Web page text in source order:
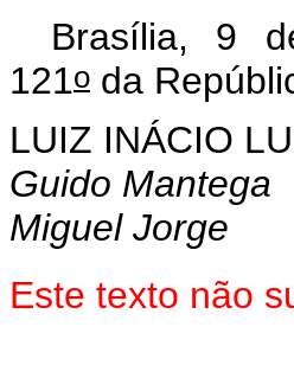
Brasília, 9
121o da
LUIZ INÁCIO
Guido Mantega
Miguel Jorge
Este texto não